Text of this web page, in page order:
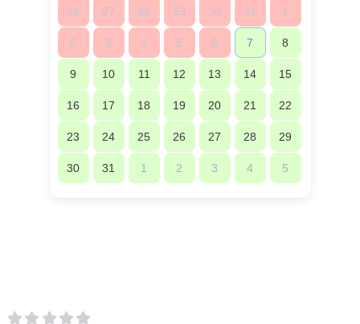
26 27 28 29 30 31 1
2 3 4 5 6 7 8
9 10 11 12 13 14 15
16 17 18 19 20 21 22
23 24 25 26 27 28 29
30 31 1 2 3 4 5